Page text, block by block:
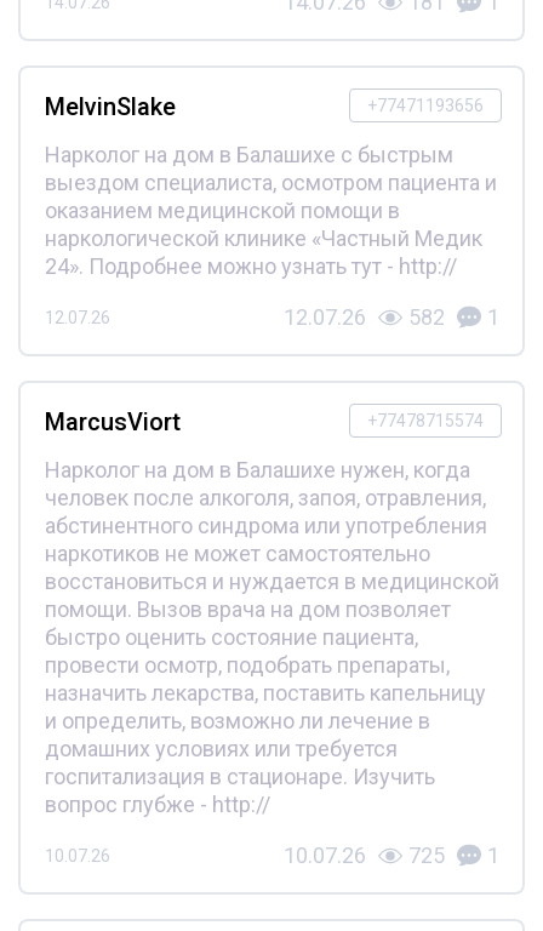
+77471193656
MelvinSlake
Нарколог на дом в Балашихе с быстрым
выездом специалиста, осмотром пациента и
оказанием медицинской помощи в
наркологической клинике «Частный Медик
24». Подробнее можно узнать тут - http://
12.07.26 12.07.26 582 1
+77478715574
MarcusViort
Нарколог на дом в Балашихе нужен, когда
человек после алкоголя, запоя, отравления,
абстинентного синдрома или употребления
наркотиков не может самостоятельно
восстановиться и нуждается в медицинской
помощи. Вызов врача на дом позволяет
быстро оценить состояние пациента,
провести осмотр, подобрать препараты,
назначить лекарства, поставить капельницу
и определить, возможно ли лечение в
домашних условиях или требуется
госпитализация в стационаре. Изучить
вопрос глубже - http://
10.07.26 10.07.26 725 1